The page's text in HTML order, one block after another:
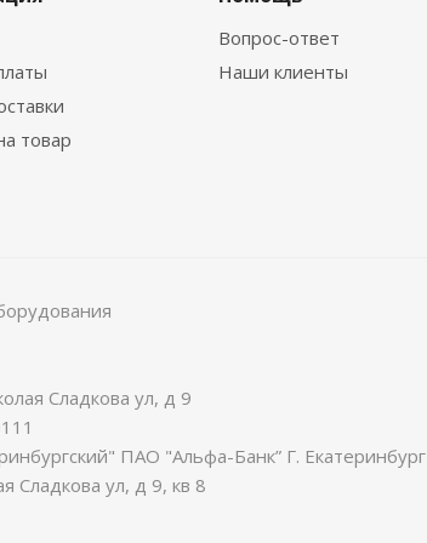
товар
Вопрос-ответ
Наши клиенты
Сладкова ул, д 9
ПАО "Альфа-Банк” Г. Екатеринбург
Сладкова ул, д 9, кв 8